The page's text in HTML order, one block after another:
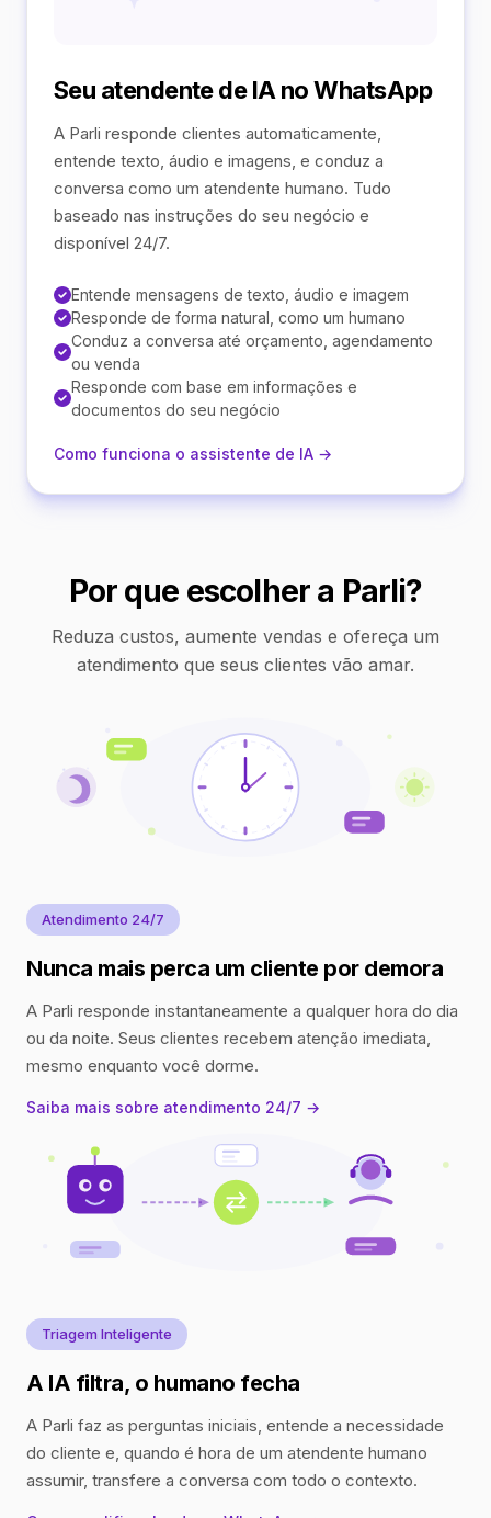
Seu atendente de IA no WhatsApp
A Parli responde clientes automaticamente,
entende texto, áudio e imagens, e conduz a
conversa como um atendente humano. Tudo
baseado nas instruções do seu negócio e
disponível 24/7.
Entende mensagens de texto, áudio e imagem
Responde de forma natural, como um humano
Conduz a conversa até orçamento, agendamento
ou venda
Responde com base em informações e
documentos do seu negócio
Como funciona o assistente de IA →
Por que escolher a Parli?
Reduza custos, aumente vendas e ofereça um
atendimento que seus clientes vão amar.
Atendimento 24/7
Nunca mais perca um cliente por demora
A Parli responde instantaneamente a qualquer hora do dia
ou da noite. Seus clientes recebem atenção imediata,
mesmo enquanto você dorme.
Saiba mais sobre atendimento 24/7 →
Triagem Inteligente
A IA filtra, o humano fecha
A Parli faz as perguntas iniciais, entende a necessidade
do cliente e, quando é hora de um atendente humano
assumir, transfere a conversa com todo o contexto.